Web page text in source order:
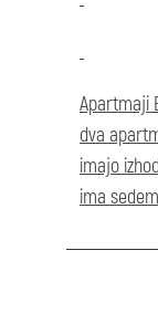
Apartmaji
dva
imajo
ima